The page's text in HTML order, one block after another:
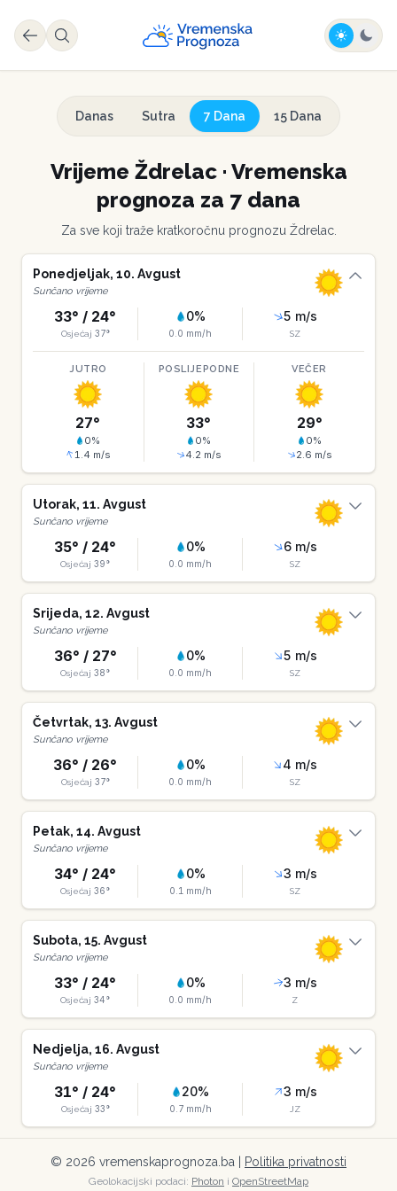
Danas Sutra 7 Dana 15 Dana
Vrijeme Ždrelac· Vremenska
prognoza za 7 dana
Za sve koji traže kratkoročnu prognozu Ždrelac.
Ponedjeljak, 10. Avgust
Sunčano vrijeme
33° / 24°
Osjećaj 37°
0%
0.0 mm/h
5 m/s
SZ
JUTRO
27°
0%
1.4 m/s
POSLIJEPODNE
33°
0%
4.2 m/s
VEČER
29°
0%
2.6 m/s
Utorak, 11. Avgust
Sunčano vrijeme
35° / 24°
Osjećaj 39°
0%
0.0 mm/h
6m/s
SZ
Srijeda, 12. Avgust
Sunčano vrijeme
36° / 27°
Osjećaj 38°
0%
0.0 mm/h
5 m/s
SZ
Četvrtak, 13. Avgust
Sunčano vrijeme
36° / 26°
Osjećaj 37°
0%
0.0 mm/h
4 m/s
SZ
Petak, 14. Avgust
Sunčano vrijeme
34° / 24°
Osjećaj 36°
0%
0.1 mm/h
3 m/s
SZ
Subota, 15. Avgust
Sunčano vrijeme
33° / 24°
Osjećaj 34°
0%
0.0 mm/h
3 m/s
Z
Nedjelja, 16. Avgust
Sunčano vrijeme
31° / 24°
Osjećaj 33°
20%
0.7mm/h
3 m/s
JZ
© 2026 vremenskaprognoza.ba | Politika privatnosti
Geolokacijski podaci: Photon i OpenStreetMap